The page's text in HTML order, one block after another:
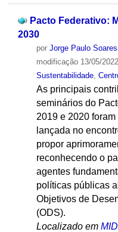
Pacto Federativo:
2030
por Jorge Paulo Soares
modificação13/05/
Sustentabilidade,
As principais
seminários do
2019 e 2020
lançada no
propor
reconhecendo o
agentes
políticas públicas
Objetivos de
(ODS).
Localizado em